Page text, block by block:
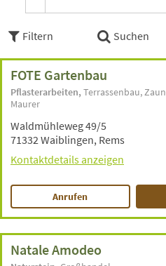
Filtern Suchen
FOTE Gartenbau
Pflasterarbeiten Terrassenbau Zaun
Maurer
Waldmühleweg 49/5
71332 Waiblingen, Rems
Kontaktdetails anzeigen
Anrufen
Natale Amodeo